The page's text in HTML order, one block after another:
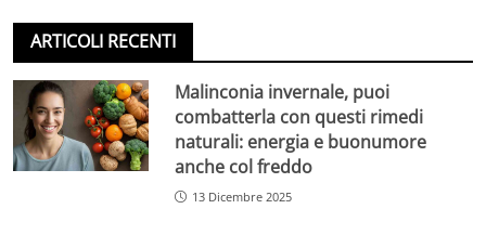
ARTICOLI RECENTI
Malinconia invernale, puoi
combatterla con questi rimedi
naturali: energia e buonumore
anche col freddo
13 Dicembre 2025